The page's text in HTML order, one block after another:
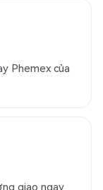
Phemex của
giao ngay